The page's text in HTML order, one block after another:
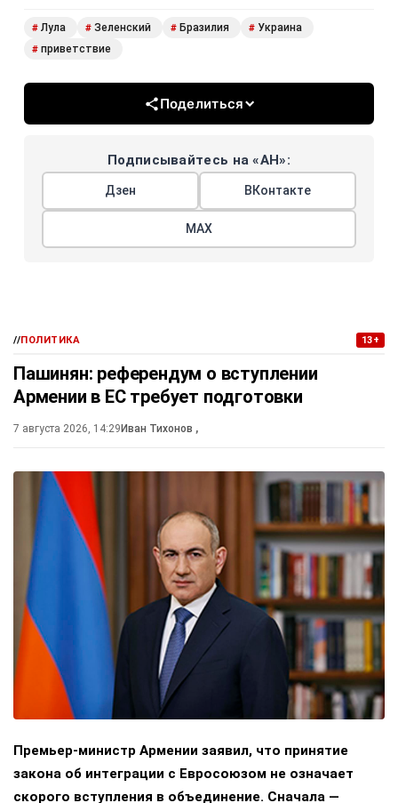
# Лула # Зеленский # Бразилия # Украина
# приветствие
Поделиться
Подписывайтесь на «АН»:
Дзен ВКонтакте
МАХ
//ПОЛИТИКА 13+
Пашинян: референдум о вступлении
Армении в ЕС требует подготовки
7 августа 2026, 14:29 Иван Тихонов ,
Премьер-министр Армении заявил, что принятие
закона об интеграции с Евросоюзом не означает
скорого вступления в объединение. Сначала —